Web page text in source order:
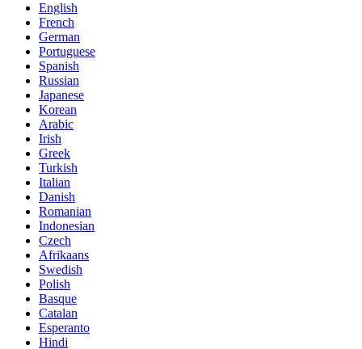
English
French
German
Portuguese
Spanish
Russian
Japanese
Korean
Arabic
Irish
Greek
Turkish
Italian
Danish
Romanian
Indonesian
Czech
Afrikaans
Swedish
Polish
Basque
Catalan
Esperanto
Hindi